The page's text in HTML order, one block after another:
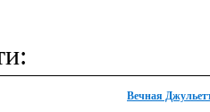
Вечная